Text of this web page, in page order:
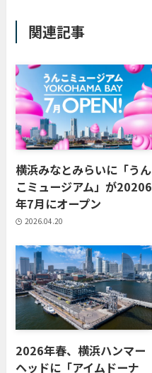
関連記事
横浜みなとみらいに「うん
こミュージアム」が20206
年7月にオープン
2026.04.20
2026年春、横浜ハンマー
ヘッドに「アイムドーナ